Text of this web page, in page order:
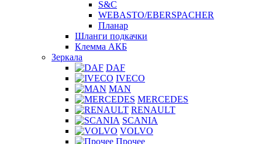
S&C
WEBASTO/EBERSPACHER
Планар
Шланги подкачки
Клемма АКБ
Зеркала
DAF
IVECO
MAN
MERCEDES
RENAULT
SCANIA
VOLVO
Прочее